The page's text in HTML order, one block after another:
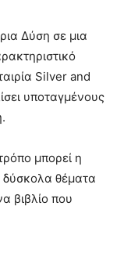
Δύση σε μια
Silver and
υποταγμένους
μπορεί η
δύσκολα θέματα
βιβλίο που